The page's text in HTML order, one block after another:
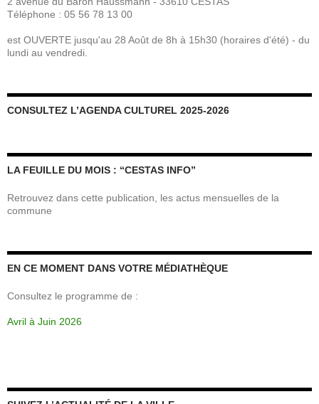
Téléphone : 05 56 78 13 00
est OUVERTE jusqu'au 28 Août de 8h à 15h30 (horaires d'été) - du
lundi au vendredi.
CONSULTEZ L’AGENDA CULTUREL 2025-2026
LA FEUILLE DU MOIS : “CESTAS INFO”
Retrouvez dans cette publication, les actus mensuelles de la
commune
EN CE MOMENT DANS VOTRE MÉDIATHÈQUE
Consultez le programme de :
Avril à Juin 2026